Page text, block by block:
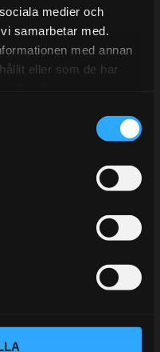
medier och
samarbetar med.
med annan
eller som de har